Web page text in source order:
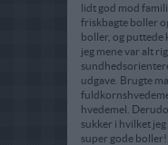
lidt god mod
friskbagte boller
boller, og puttede
jeg mene var alt
udgave. Brugte
hvedemel.
sukker i hvilket
super gode